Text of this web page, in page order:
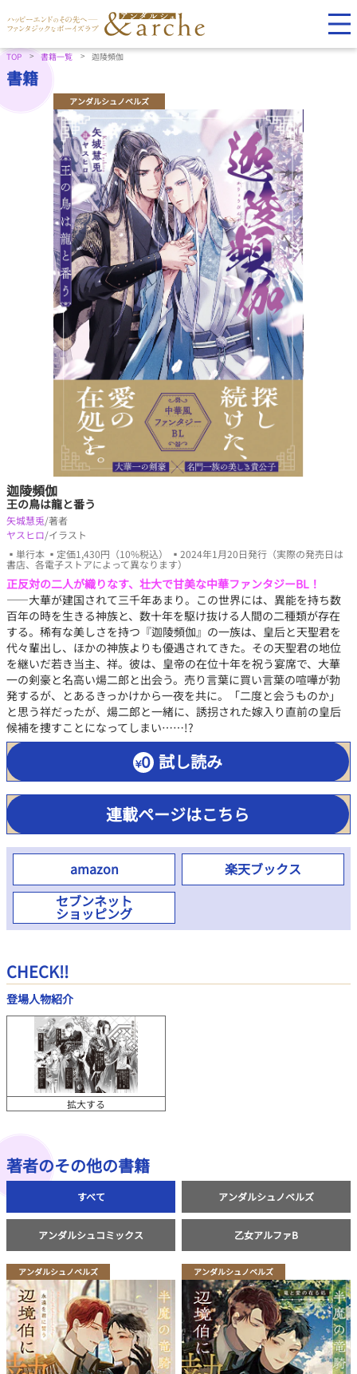
TOP 書籍一覧 迦陵頻伽
書籍
アンダルシュノベルズ
迦陵頻伽
王の鳥は龍と番う
矢城慧兎/著者
ヤスヒロ/イラスト
▪単行本 ▪定価1,430円（10%税込） ▪2024年1月20日発行（実際の発売日は
書店、各電子ストアによって異なります）
正反対の二人が織りなす、壮大で甘美な中華ファンタジーBL！
――大華が建国されて三千年あまり。この世界には、異能を持ち数
百年の時を生きる神族と、数十年を駆け抜ける人間の二種類が存在
する。稀有な美しさを持つ『迦陵頻伽』の一族は、皇后と天聖君を
代々輩出し、ほかの神族よりも優遇されてきた。その天聖君の地位
を継いだ若き当主、祥。彼は、皇帝の在位十年を祝う宴席で、大華
一の剣豪と名高い煬二郎と出会う。売り言葉に買い言葉の喧嘩が勃
発するが、とあるきっかけから一夜を共に。「二度と会うものか」
と思う祥だったが、煬二郎と一緒に、誘拐された嫁入り直前の皇后
候補を捜すことになってしまい……!?
試し読み
連載ページはこちら
amazon
楽天ブックス
セブンネット
ショッピング
CHECK!!
登場人物紹介
拡大する
著者のその他の書籍
すべて アンダルシュノベルズ
アンダルシュコミックス 乙女アルファB
アンダルシュノベルズ アンダルシュノベルズ